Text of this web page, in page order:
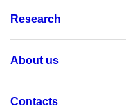
Research
About us
Contacts